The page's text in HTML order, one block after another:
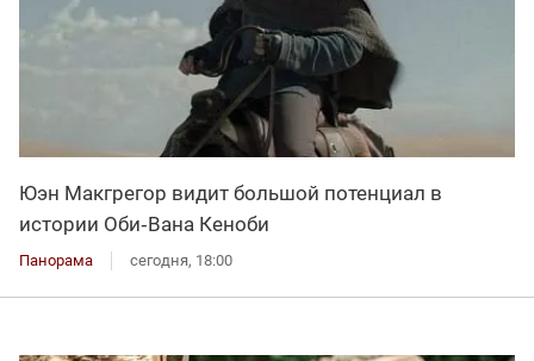
Юэн Макгрегор видит большой потенциал в
истории Оби‑Вана Кеноби
Панорама сегодня, 18:00